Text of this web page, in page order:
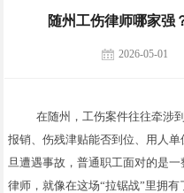
随州工伤律师哪家强
2026-05-01
在随州，工伤案件往往牵涉
报销、伤残津贴能否到位、用人
旦遭遇事故，普通职工面对的是
律师，就像在这场“拉锯战”里拥